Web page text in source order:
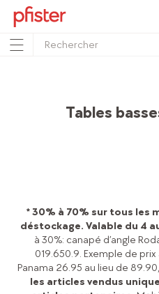
Tables
* 30% à 70% sur tous les
déstockage. Valable du 4
à 30%: canapé d’angle
019.650.9. Exemple de
Panama 26.95 au lieu de
les articles vendus